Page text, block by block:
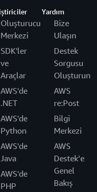
Oluşturucu
Merkezi
SDK'ler
ve
Araçlar
AWS'de
.NET
AWS'de
Python
AWS'de
Java
AWS'de
PHP
Yardım
Bize
Ulaşın
Destek
Sorgusu
Oluşturun
AWS
re:Post
Bilgi
Merkezi
AWS
Destek’e
Genel
Bakış